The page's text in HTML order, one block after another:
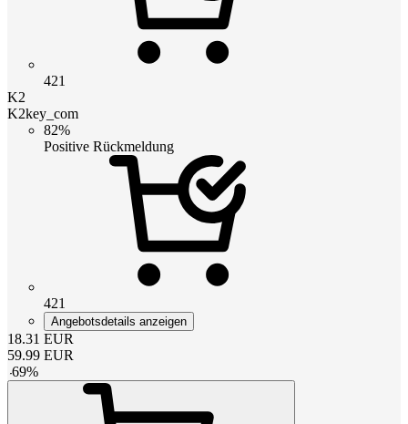
421
K2
K2key_com
82%
Positive Rückmeldung
421
Angebotsdetails anzeigen
18.31 EUR
59.99 EUR
-69%